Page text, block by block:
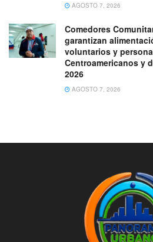
AGOSTO 7, 2026
Comedores
garantizan
voluntarios y
Centroamericanos y
2026
AGOSTO 7, 2026